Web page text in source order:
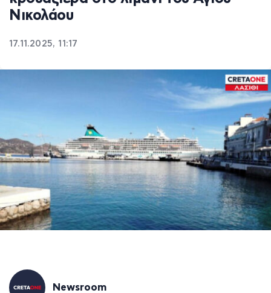
Νικολάου
17.11.2025, 11:17
Newsroom